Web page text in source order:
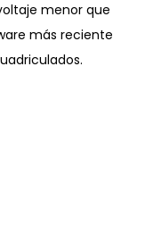
menor que
más reciente